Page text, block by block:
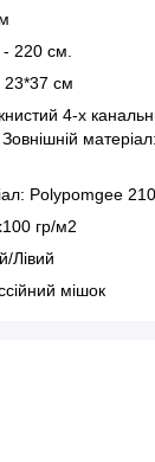
220 см.
23*37 см
4-х
Polypomgee
гр/м2
Лівий
мішок